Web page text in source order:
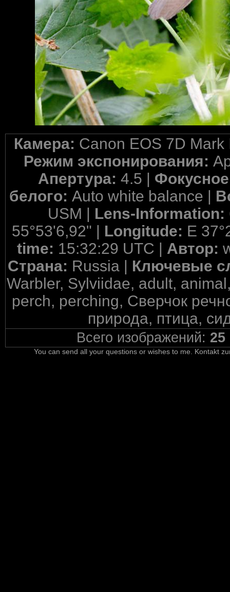
Камера: Canon EOS 7D
Режим экспонирования:
Апертура:4.5 |
белого:Auto white balance |
USM | Lens-Information:
55°53'6,92" | Longitude: E
time: 15:32:29 UTC | Автор:
Страна: Russia | Ключевые
Warbler, Sylviidae, adult,
perch, perching, Сверчок
природа, птица,
Всего изображений: 25
You can send all your questions or wishes to me. Kontakt